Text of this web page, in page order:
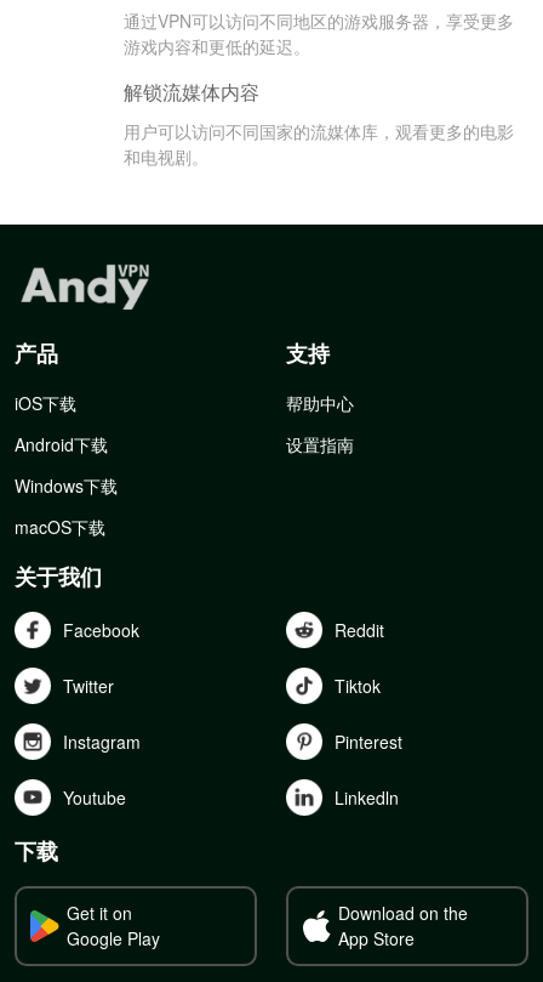
通过VPN可以访问不同地区的游戏服务器，享受更多
游戏内容和更低的延迟。
解锁流媒体内容
用户可以访问不同国家的流媒体库，观看更多的电影
和电视剧。
产品
iOS下载
Android下载
Windows下载
macOS下载
支持
帮助中心
设置指南
关于我们
Facebook Reddit
Twitter Tiktok
Instagram Pinterest
Youtube Linkedln
下载
Get it on
Google Play
Download on the
App Store